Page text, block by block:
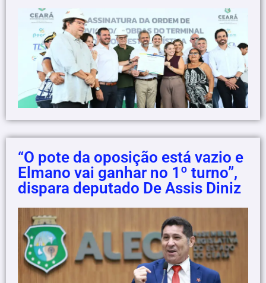
“O pote da oposição está vazio e
Elmano vai ganhar no 1º turno”,
dispara deputado De Assis Diniz